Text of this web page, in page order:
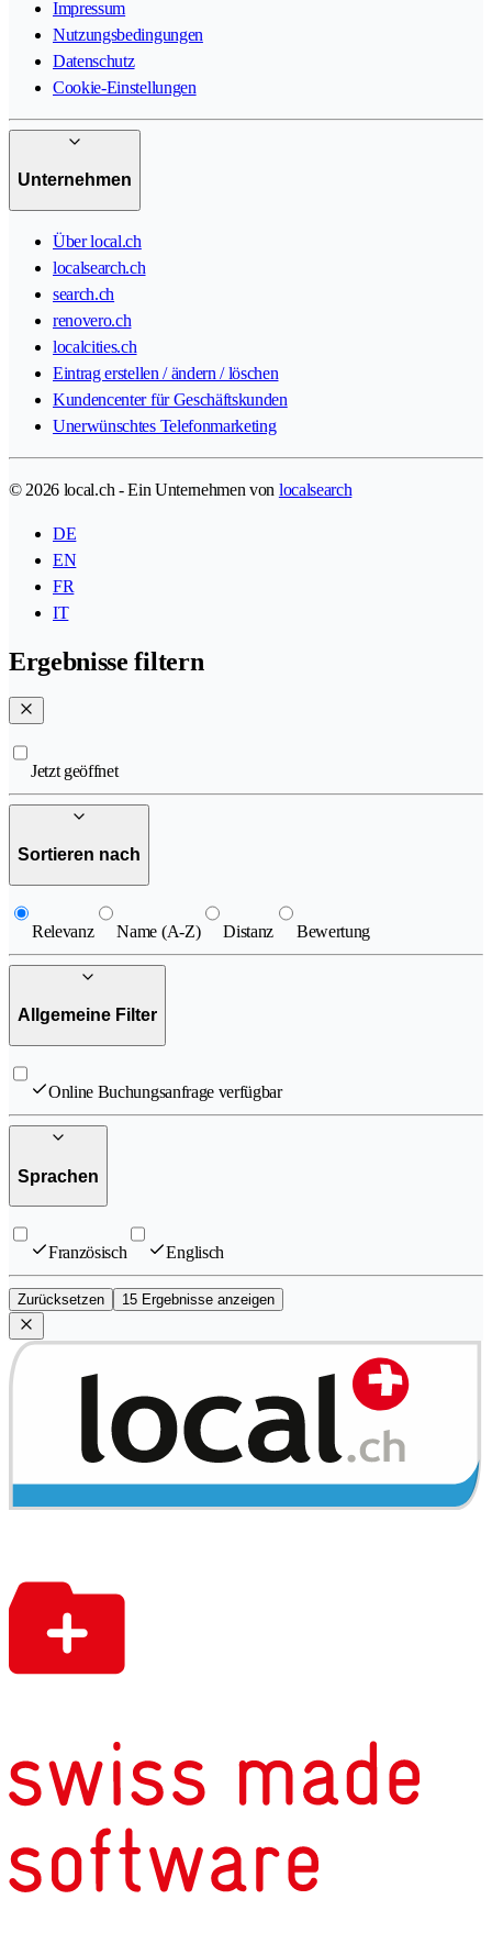
Impressum
Nutzungsbedingungen
Datenschutz
Cookie-Einstellungen
Unternehmen
Über local.ch
localsearch.ch
search.ch
renovero.ch
localcities.ch
Eintrag erstellen / ändern / löschen
Kundencenter für Geschäftskunden
Unerwünschtes Telefonmarketing
© 2026 local.ch - Ein Unternehmen von localsearch
DE
EN
FR
IT
Ergebnisse filtern
Jetzt geöffnet
Sortieren nach
Relevanz Name (A-Z) Distanz Bewertung
Allgemeine Filter
Online Buchungsanfrage verfügbar
Sprachen
Französisch Englisch
Zurücksetzen 15 Ergebnisse anzeigen